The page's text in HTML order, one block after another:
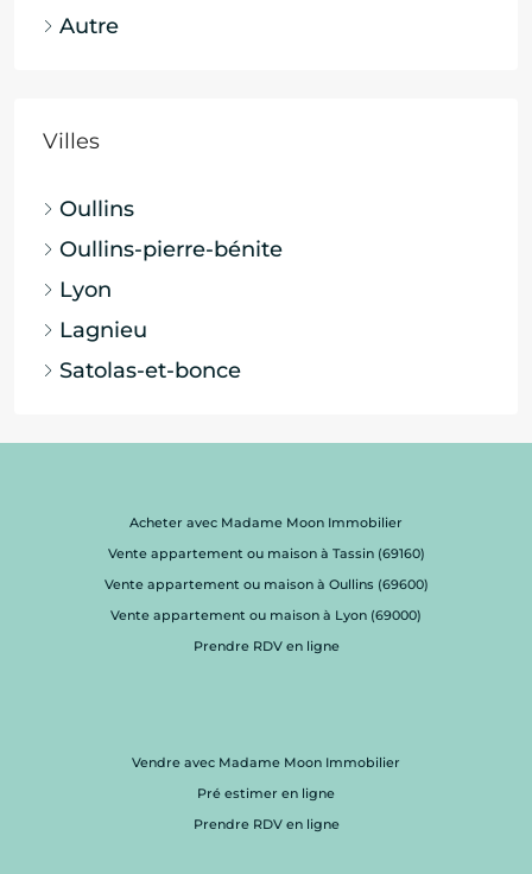
Autre
Villes
Oullins
Oullins-pierre-bénite
Lyon
Lagnieu
Satolas-et-bonce
Acheter avec Madame Moon Immobilier
Vente appartement ou maison à Tassin (69160)
Vente appartement ou maison à Oullins (69600)
Vente appartement ou maison à Lyon (69000)
Prendre RDV en ligne
Vendre avec Madame Moon Immobilier
Pré estimer en ligne
Prendre RDV en ligne